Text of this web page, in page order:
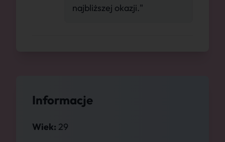
Informacje
Wiek: 29
najbliższej okazji."